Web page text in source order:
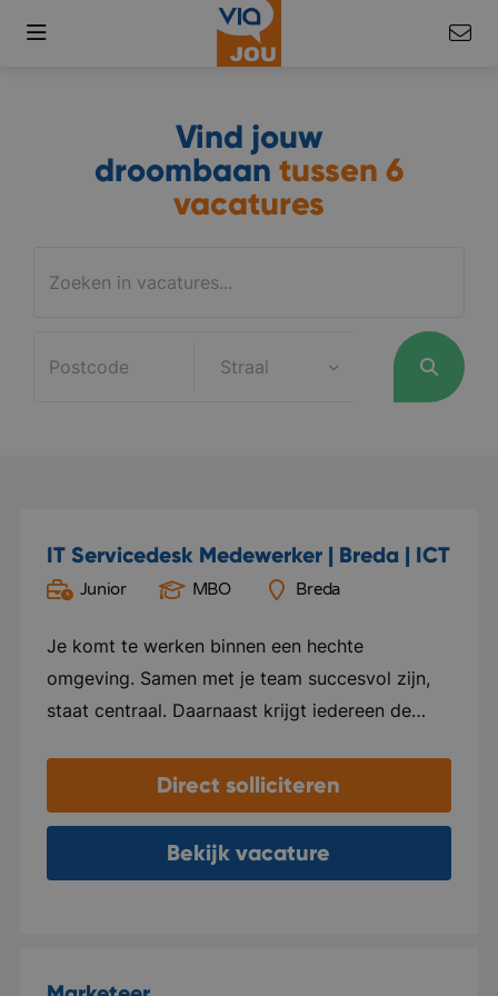
Vind jouw
droombaan tussen 6
vacatures
IT Servicedesk Medewerker | Breda | ICT
Junior MBO Breda
Je komt te werken binnen een hechte
omgeving. Samen met je team succesvol zijn,
staat centraal. Daarnaast krijgt iedereen de
binnen zijn of haar functie. Ze organiseren
leuke uitjes, er bevindt zich een sportschool op
kantoor en staan altijd klaar voor een
vrijdagmiddag borrel met verschillende snacks
Direct solliciteren
Bekijk vacature